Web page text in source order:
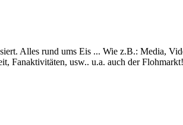
Alles rund ums Eis ... Wie z.B.: Media,
Fanaktivitäten, usw.. u.a. auch der Flohmarkt!